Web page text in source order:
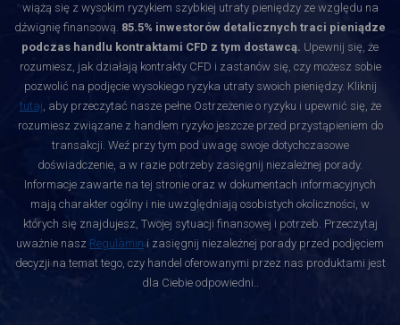
wiążą się z wysokim ryzykiem szybkiej utraty pieniędzy ze względu na
dźwignię finansową. 85.5% inwestorów detalicznych traci pieniądze
podczas handlu kontraktami CFD z tym dostawcą. Upewnij się, że
rozumiesz, jak działają kontrakty CFD i zastanów się, czy możesz sobie
pozwolić na podjęcie wysokiego ryzyka utraty swoich pieniędzy. Kliknij
tutaj, aby przeczytać nasze pełne Ostrzeżenie o ryzyku i upewnić się, że
rozumiesz związane z handlem ryzyko jeszcze przed przystąpieniem do
transakcji. Weź przy tym pod uwagę swoje dotychczasowe
doświadczenie, a w razie potrzeby zasięgnij niezależnej porady.
Informacje zawarte na tej stronie oraz w dokumentach informacyjnych
mają charakter ogólny i nie uwzględniają osobistych okoliczności, w
których się znajdujesz, Twojej sytuacji finansowej i potrzeb. Przeczytaj
uważnie nasz Regulamin i zasięgnij niezależnej porady przed podjęciem
decyzji na temat tego, czy handel oferowanymi przez nas produktami jest
dla Ciebie odpowiedni..